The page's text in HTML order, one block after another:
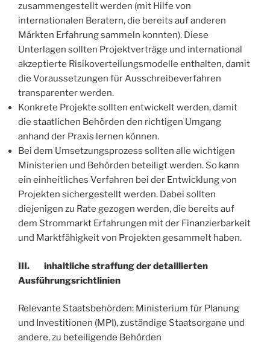
zusammengestellt werden (mit Hilfe von
internationalen Beratern, die bereits auf anderen
Märkten Erfahrung sammeln konnten). Diese
Unterlagen sollten Projektverträge und international
akzeptierte Risikoverteilungsmodelle enthalten, damit
die Voraussetzungen für Ausschreibeverfahren
transparenter werden.
Konkrete Projekte sollten entwickelt werden, damit
die staatlichen Behörden den richtigen Umgang
anhand der Praxis lernen können.
Bei dem Umsetzungsprozess sollten alle wichtigen
Ministerien und Behörden beteiligt werden. So kann
ein einheitliches Verfahren bei der Entwicklung von
Projekten sichergestellt werden. Dabei sollten
diejenigen zu Rate gezogen werden, die bereits auf
dem Strommarkt Erfahrungen mit der Finanzierbarkeit
und Marktfähigkeit von Projekten gesammelt haben.
III. inhaltliche straffung der detaillierten
Ausführungsrichtlinien
Relevante Staatsbehörden: Ministerium für Planung
und Investitionen (MPI), zuständige Staatsorgane und
andere, zu beteiligende Behörden